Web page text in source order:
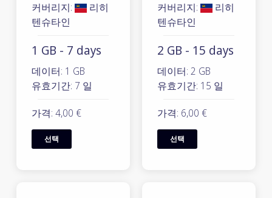
커버리지:
리히
텐슈타인
1 GB - 7 days
데이터: 1 GB
유효기간: 7 일
가격: 4,00 €
선택
커버리지:
리히
텐슈타인
2 GB - 15 days
데이터: 2 GB
유효기간: 15 일
가격: 6,00 €
선택